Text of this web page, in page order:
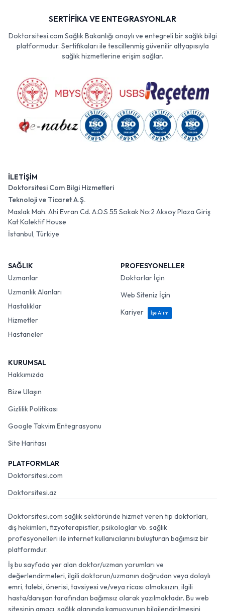
SERTİFİKA VE ENTEGRASYONLAR
Doktorsitesi.com Sağlık Bakanlığı onaylı ve entegreli bir sağlık bilgi
platformudur. Sertifikaları ile tescillenmiş güvenilir altyapısıyla
sağlık hizmetlerine erişim sağlar.
İLETİŞİM
Doktorsitesi Com Bilgi Hizmetleri
Teknoloji ve Ticaret A.Ş.
Maslak Mah. Ahi Evran Cd. A.O.S 55 Sokak No:2 Aksoy Plaza Giriş
Kat Kolektif House
İstanbul, Türkiye
SAĞLIK
Uzmanlar
Uzmanlık Alanları
Hastalıklar
Hizmetler
Hastaneler
PROFESYONELLER
Doktorlar İçin
Web Siteniz İçin
Kariyer
İşe Alım
KURUMSAL
Hakkımızda
Bize Ulaşın
Gizlilik Politikası
Google Takvim Entegrasyonu
Site Haritası
PLATFORMLAR
Doktorsitesi.com
Doktorsitesi.az
Doktorsitesi.com sağlık sektöründe hizmet veren tıp doktorları,
diş hekimleri, fizyoterapistler, psikologlar vb. sağlık
profesyonelleri ile internet kullanıcılarını buluşturan bağımsız bir
platformdur.
İş bu sayfada yer alan doktor/uzman yorumları ve
değerlendirmeleri, ilgili doktorun/uzmanın doğrudan veya dolaylı
emri, talebi, önerisi, tavsiyesi ve/veya ricası olmaksızın, ilgili
hasta/danışan tarafından bağımsız olarak yazılmaktadır. Bu web
sitesinin amacı, sağlık alanında kamuoyunun bilgilendirilmesini